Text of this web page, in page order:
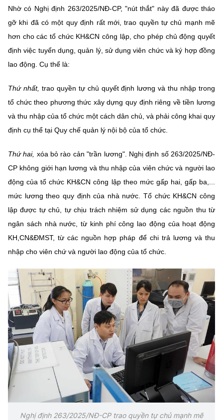
Nhờ có Nghị định 263/2025/NĐ-CP, "nút thắt" này đã được tháo
gỡ khi đã có một quy định rất mới, trao quyền tự chủ mạnh mẽ
hơn cho các tổ chức KH&CN công lập, cho phép chủ động quyết
định việc tuyển dụng, quản lý, sử dụng viên chức và ký hợp đồng
lao động. Cụ thể là:
Thứ nhất, trao quyền tự chủ quyết định lương và thu nhập trong
tổ chức theo phương thức xây dựng quy định riêng về tiền lương
và thu nhập của tổ chức một cách dân chủ, và phải công khai quy
định cụ thể tại Quy chế quản lý nội bộ của tổ chức.
Thứ hai, xóa bỏ rào cản "trần lương". Nghị định số 263/2025/NĐ-
CP không giới hạn lương và thu nhập của viên chức và người lao
động của tổ chức KH&CN công lập theo mức gấp hai, gấp ba,...
mức lương theo quy định của nhà nước. Tổ chức KH&CN công
lập được tự chủ, tự chịu trách nhiệm sử dụng các nguồn thu từ
ngân sách nhà nước, từ kinh phí công lao động của hoạt động
KH,CN&ĐMST, từ các nguồn hợp pháp để chi trả lương và thu
nhập cho viên chứ và người lao động của tổ chức.
Nghị định 263/2025/NĐ-CP trao quyền tự chủ mạnh mẽ